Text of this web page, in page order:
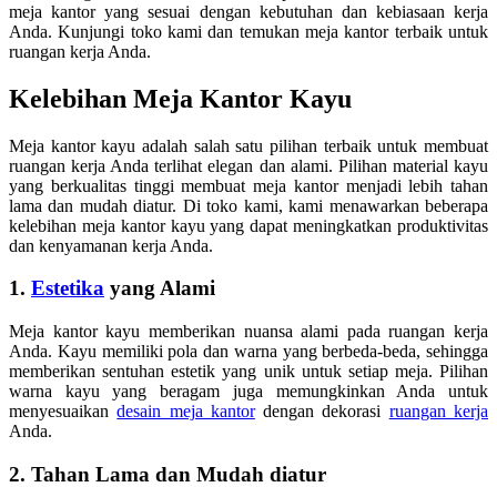
meja kantor yang sesuai dengan kebutuhan dan kebiasaan kerja
Anda. Kunjungi toko kami dan temukan meja kantor terbaik untuk
ruangan kerja Anda.
Kelebihan Meja Kantor Kayu
Meja kantor kayu adalah salah satu pilihan terbaik untuk membuat
ruangan kerja Anda terlihat elegan dan alami. Pilihan material kayu
yang berkualitas tinggi membuat meja kantor menjadi lebih tahan
lama dan mudah diatur. Di toko kami, kami menawarkan beberapa
kelebihan meja kantor kayu yang dapat meningkatkan produktivitas
dan kenyamanan kerja Anda.
1. Estetika yang Alami
Meja kantor kayu memberikan nuansa alami pada ruangan kerja
Anda. Kayu memiliki pola dan warna yang berbeda-beda, sehingga
memberikan sentuhan estetik yang unik untuk setiap meja. Pilihan
warna kayu yang beragam juga memungkinkan Anda untuk
menyesuaikandesain meja kantordengan dekorasi ruangan kerja
Anda.
2. Tahan Lama dan Mudah diatur